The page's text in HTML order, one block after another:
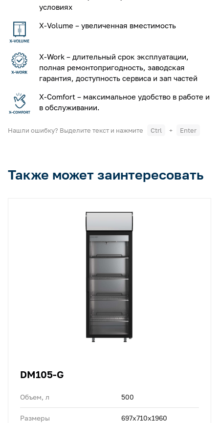
условиях
X-Volume – увеличенная вместимость
X-Work – длительный срок эксплуатации,
полная ремонтопригодность, заводская
гарантия, доступность сервиса и зап частей
X-Comfort – максимальное удобство в работе и
в обслуживании.
Нашли ошибку? Выделите текст и нажмите Ctrl + Enter
Также может заинтересовать
DM105-G
Объем, л 500
Размеры 697х710х1960